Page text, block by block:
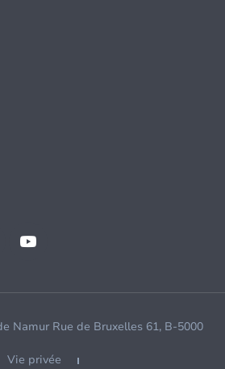
Namur Rue de Bruxelles 61, B-5000
Vie privée